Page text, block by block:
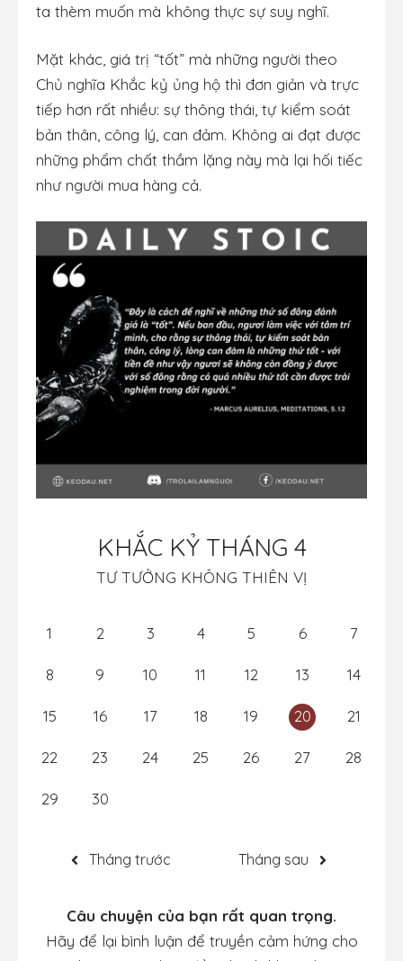
ta thèm muốn mà không thực sự suy nghĩ.
Mặt khác, giá trị “tốt” mà những người theo
Chủ nghĩa Khắc kỷ ủng hộ thì đơn giản và trực
tiếp hơn rất nhiều: sự thông thái, tự kiểm soát
bản thân, công lý, can đảm. Không ai đạt được
những phẩm chất thầm lặng này mà lại hối tiếc
như người mua hàng cả.
KHẮC KỶ THÁNG 4
TƯ TƯỞNG KHÔNG THIÊN VỊ
1 2 3 4 5 6 7
8 9 10 11 12 13 14
15 16 17 18 19 20 21
22 23 24 25 26 27 28
29 30
Tháng trước Tháng sau
Câu chuyện của bạn rất quan trọng.
Hãy để lại bình luận để truyền cảm hứng cho